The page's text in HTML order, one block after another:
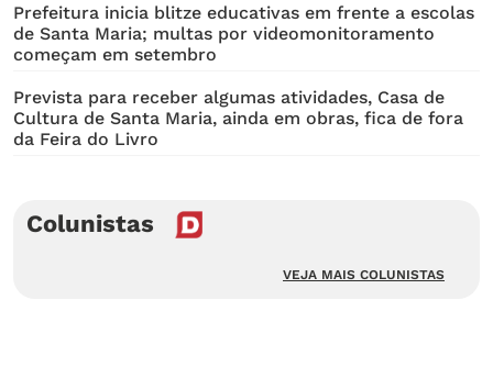
Prefeitura inicia blitze educativas em frente a escolas
de Santa Maria; multas por videomonitoramento
começam em setembro
Prevista para receber algumas atividades, Casa de
Cultura de Santa Maria, ainda em obras, fica de fora
da Feira do Livro
Colunistas
VEJA MAIS COLUNISTAS